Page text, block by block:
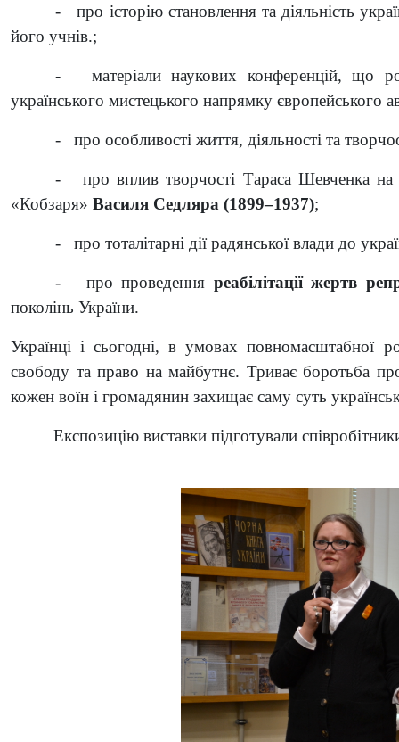
- про історію становлення та діяльність
його учнів.;
- матеріали наукових конференцій, що
українського мистецького напрямку європейського
- про особливості життя, діяльності та
- про вплив творчості Тараса Шевченка на
«Кобзаря» Василя Седляра (1899–1937);
- про тоталітарні дії радянської влади до
- про проведення реабілітації жертв
поколінь України.
Українці і сьогодні, в умовах повномасштабної
свободу та право на майбутнє. Триває боротьба
кожен воїн і громадянин захищає саму суть
Експозицію виставки підготували